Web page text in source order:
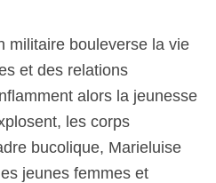
militaire bouleverse la vie
et des relations
alors la jeunesse
les corps
bucolique, Marieluise
jeunes femmes et